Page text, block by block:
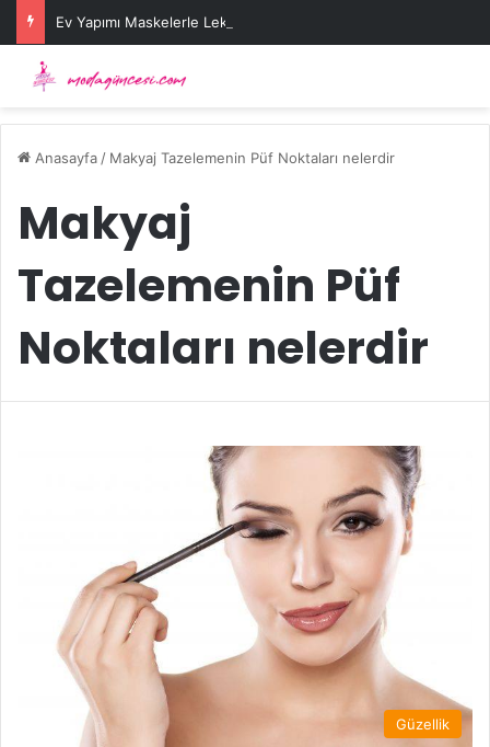
Ev Yapımı Maskelerle Leke Sorununa Çözüm Önerileri
Anasayfa / Makyaj Tazelemenin Püf Noktaları nelerdir
Makyaj
Tazelemenin Püf
Noktaları nelerdir
Güzellik